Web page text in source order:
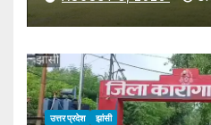
Pornography
उत्तर प्रदेश झांसी